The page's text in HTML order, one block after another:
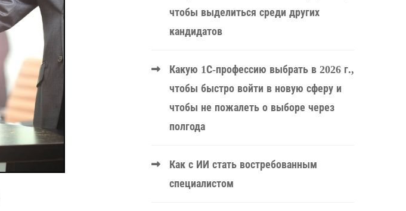
чтобы выделиться среди других
кандидатов
Какую 1С-профессию выбрать в 2026 г.,
чтобы быстро войти в новую сферу и
чтобы не пожалеть о выборе через
полгода
Как с ИИ стать востребованным
специалистом